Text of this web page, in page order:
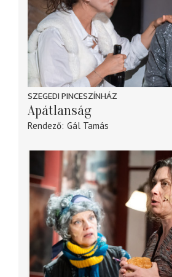
SZEGEDI PINCESZÍNHÁZ
Apátlanság
Rendező Gál Tamás